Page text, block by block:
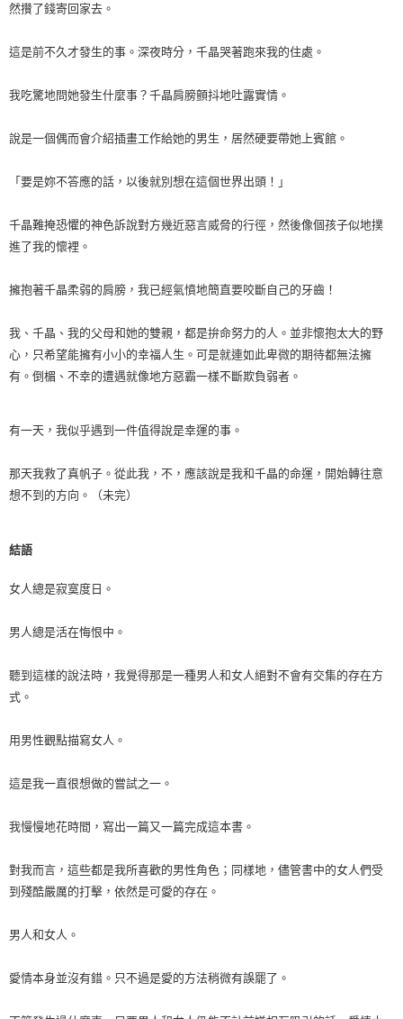
然攢了錢寄回家去。
這是前不久才發生的事。深夜時分，千晶哭著跑來我的住處。
我吃驚地問她發生什麼事？千晶肩膀顫抖地吐露實情。
說是一個偶而會介紹插畫工作給她的男生，居然硬要帶她上賓館。
「要是妳不答應的話，以後就別想在這個世界出頭！」
千晶難掩恐懼的神色訴說對方幾近惡言威脅的行徑，然後像個孩子似地撲
進了我的懷裡。
擁抱著千晶柔弱的肩膀，我已經氣憤地簡直要咬斷自己的牙齒！
我、千晶、我的父母和她的雙親，都是拚命努力的人。並非懷抱太大的野
心，只希望能擁有小小的幸福人生。可是就連如此卑微的期待都無法擁
有。倒楣、不幸的遭遇就像地方惡霸一樣不斷欺負弱者。
有一天，我似乎遇到一件值得說是幸運的事。
那天我救了真帆子。從此我，不，應該說是我和千晶的命運，開始轉往意
想不到的方向。（未完）
結語
女人總是寂寞度日。
男人總是活在悔恨中。
聽到這樣的說法時，我覺得那是一種男人和女人絕對不會有交集的存在方
式。
用男性觀點描寫女人。
這是我一直很想做的嘗試之一。
我慢慢地花時間，寫出一篇又一篇完成這本書。
對我而言，這些都是我所喜歡的男性角色；同樣地，儘管書中的女人們受
到殘酷嚴厲的打擊，依然是可愛的存在。
男人和女人。
愛情本身並沒有錯。只不過是愛的方法稍微有誤罷了。